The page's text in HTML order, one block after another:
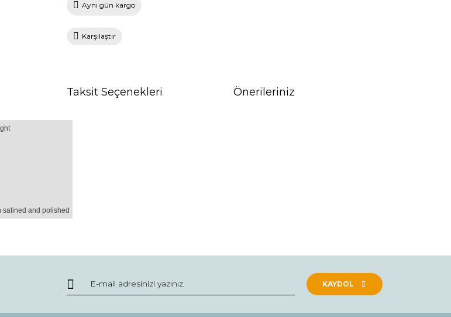
Aynı gün kargo
Karşılaştır
Taksit Seçenekleri Önerileriniz
satined and polished
Yorum Yaz
KAYDOL